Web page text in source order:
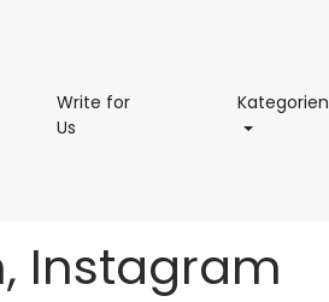
Write for
Us
Kategorien
Instagram